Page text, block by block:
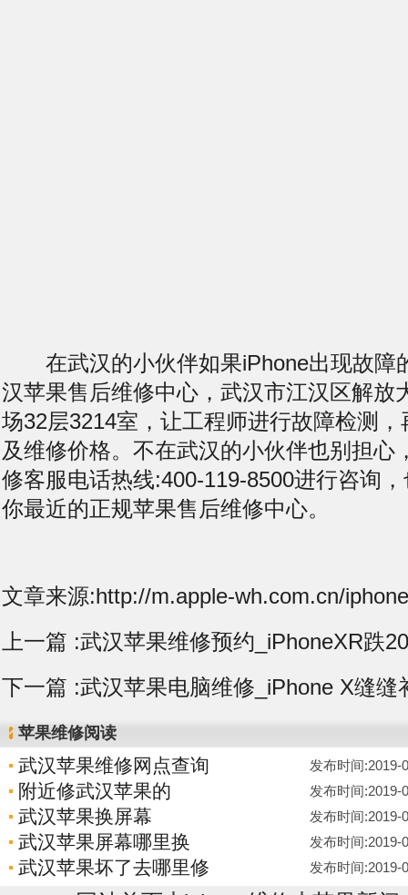
在武汉的小伙伴如果iPhone出现故障
汉苹果售后维修中心，武汉市江汉区解放
场32层3214室，让工程师进行故障检测
及维修价格。不在武汉的小伙伴也别担心
修客服电话热线:400-119-8500进行咨询
你最近的正规苹果售后维修中心。
文章来源:http://m.apple-wh.com.cn/
上一篇 :武汉苹果维修预约_iPhoneXR跌
下一篇 :武汉苹果电脑维修_iPhone X缝缝
苹果维修阅读
武汉苹果维修网点查询 发布时间:2019-
附近修武汉苹果的 发布时间:2019-
武汉苹果换屏幕 发布时间:2019-
武汉苹果屏幕哪里换 发布时间:2019-
武汉苹果坏了去哪里修 发布时间:2019-